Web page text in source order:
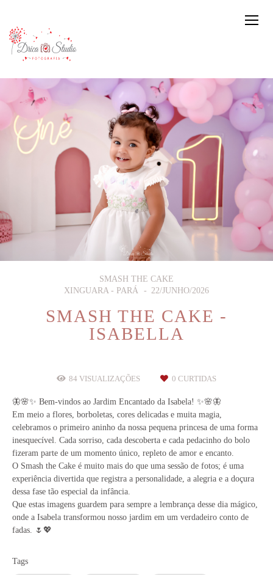
SMASH THE CAKE
XINGUARA - PARÁ
22/JUNHO/2026
SMASH THE CAKE -
ISABELLA
84 VISUALIZAÇÕES 0 CURTIDAS
🦋🌸✨ Bem-vindos ao Jardim Encantado da Isabela! ✨🌸🦋
Em meio a flores, borboletas, cores delicadas e muita magia,
celebramos o primeiro aninho da nossa pequena princesa de uma forma
inesquecível. Cada sorriso, cada descoberta e cada pedacinho do bolo
fizeram parte de um momento único, repleto de amor e encanto.
O Smash the Cake é muito mais do que uma sessão de fotos; é uma
experiência divertida que registra a personalidade, a alegria e a doçura
dessa fase tão especial da infância.
Que estas imagens guardem para sempre a lembrança desse dia mágico,
onde a Isabela transformou nosso jardim em um verdadeiro conto de
fadas. 🌷💖
Tags